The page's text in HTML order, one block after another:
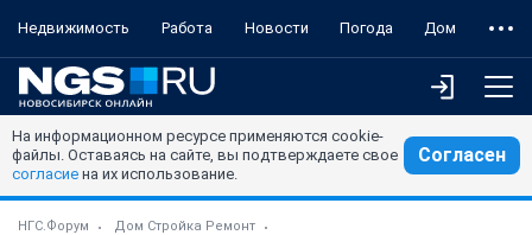
Недвижимость Работа Новости Погода Дом
На информационном ресурсе применяются cookie-
файлы. Оставаясь на сайте, вы подтверждаете свое
согласие на их использование.
Согласен
НГС.Форум
Дом Стройка Ремонт